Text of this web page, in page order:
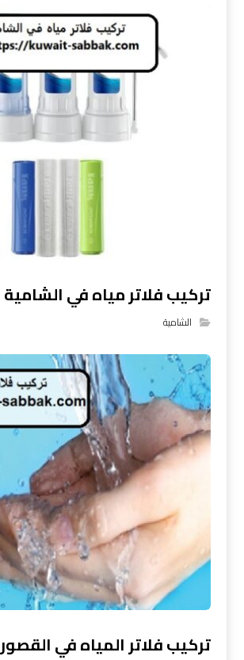
تركيب فلاتر مياه في الشامية
الشامية
تركيب فلاتر المياه في القصور